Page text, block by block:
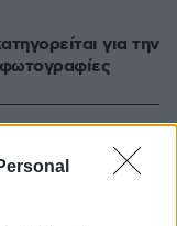
για την
φωτογραφίες